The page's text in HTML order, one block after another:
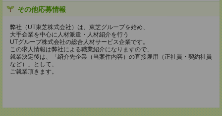
その他応募情報
弊社（UT東芝株式会社）は、東芝グループを始め、
大手企業を中心に人材派遣・人材紹介を行う
UTグループ株式会社の総合人材サービス企業です。
この求人情報は弊社による職業紹介になりますので、
就業決定後は、「紹介先企業（当案件内容）の直接雇用（正社員・契約社員
など）」として、
ご就業頂きます。